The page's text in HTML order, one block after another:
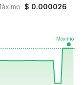
$ 0.000026